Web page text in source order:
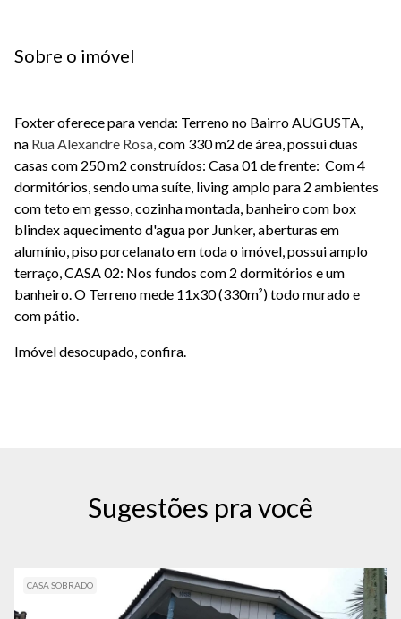
Sobre o imóvel
Foxter oferece para venda: Terreno no Bairro AUGUSTA,
na Rua Alexandre Rosa,com 330 m2 de área, possui duas
casas com 250 m2 construídos: Casa 01 de frente: Com 4
dormitórios, sendo uma suíte, living amplo para 2 ambientes
com teto em gesso, cozinha montada, banheiro com box
blindex aquecimento d'agua por Junker, aberturas em
alumínio, piso porcelanato em toda o imóvel, possui amplo
terraço, CASA 02: Nos fundos com 2 dormitórios e um
banheiro. O Terreno mede 11x30 (330m²) todo murado e
com pátio.
Imóvel desocupado, confira.
Sugestões pra você
CASA SOBRADO